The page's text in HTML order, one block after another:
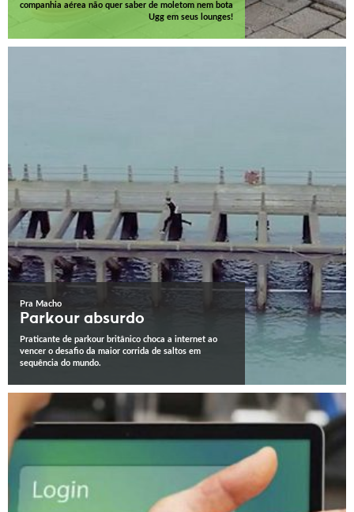
companhia aérea não quer saber de moletom nem bota
Ugg em seus lounges!
Pra Macho
Parkour absurdo
Praticante de parkour britânico choca a internet ao
vencer o desafio da maior corrida de saltos em
sequência do mundo.